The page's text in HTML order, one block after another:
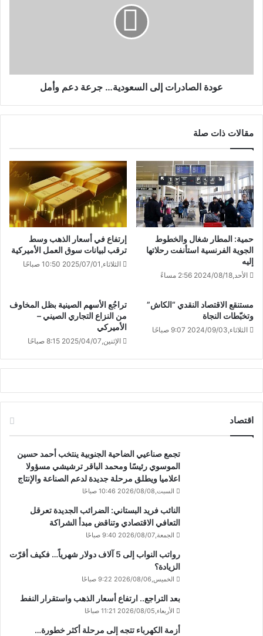
عودة الصادرات إلى السعودية… جرعة دعم وأمل
مقالات ذات صلة
حمية: المطار شغال والخطوط
الجوية الفرنسية استأنفت رحلاتها
إليه
الأحد,2024/08/18 2:56 مساءً
إرتفاع في أسعار الذهب وسط
ترقب لبيانات سوق العمل الأميركية
الثلاثاء,2025/07/01 10:50 صباحًا
مستنقع الاقتصاد النقدي “الكاش”
وتخبّطات النجاة
الثلاثاء,2024/09/03 9:07 صباحًا
تراجُع الأسهم الصينية بظل المخاوف
من النزاع التجاري الصيني –
الأميركي
الإثنين,2025/04/07 8:15 صباحًا
اقتصاد
تجمع صناعيي الضاحية الجنوبية ينتخب أحمد حسين
الموسوي رئيسًا ومحمد الباقر ترشيشي مسؤولا
اعلاميا ويطلق مرحلة جديدة لدعم الصناعة والإنتاج
السبت,2026/08/08 10:46 صباحًا
النائب فريد البستاني: الضرائب الجديدة تعرقل
التعافي الاقتصادي وتناقض مبدأ الشراكة
الجمعة,2026/08/07 9:40 صباحًا
رواتب النواب إلى 5 آلاف دولار شهرياً… فكيف أقرّت
الزيادة؟
الخميس,2026/08/06 9:22 صباحًا
بعد التراجع.. ارتفاع أسعار الذهب واستقرار النفط
الأربعاء,2026/08/05 11:21 صباحًا
أزمة الكهرباء تتجه إلى مرحلة أكثر خطورة…